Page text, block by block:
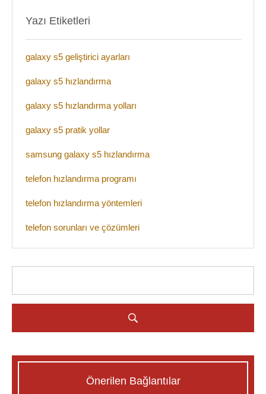
Yazı Etiketleri
galaxy s5 geliştirici ayarları
galaxy s5 hızlandırma
galaxy s5 hızlandırma yolları
galaxy s5 pratik yollar
samsung galaxy s5 hızlandırma
telefon hızlandırma programı
telefon hızlandırma yöntemleri
telefon sorunları ve çözümleri
Önerilen Bağlantılar